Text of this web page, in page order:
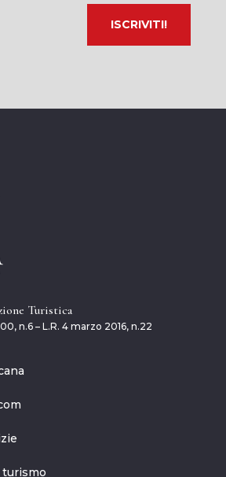
Turistica
n.6 – L.R. 4 marzo 2016, n.22
turismo